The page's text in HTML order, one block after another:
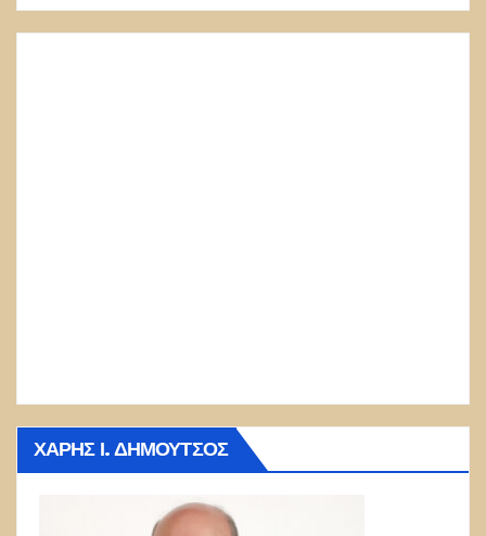
ΧΆΡΗΣ Ι. ΔΗΜΟΎΤΣΟΣ